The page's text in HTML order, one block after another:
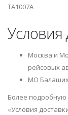
TA1007A
Условия
Москва и
рейсовых
МО
Более
«Условия